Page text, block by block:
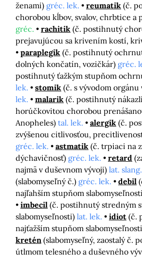
ženami) gréc. lek. reumatik (č.
chorobou kĺbov, svalov, chrbtice a
gréc.
rachitik (č. postihnutý
prejavujúcou sa krivením kostí,
paraplegik (č. postihnutý
dolných končatín, vozičkár) gréc.
postihnutý ťažkým stupňom
lek.
stomik (č. s vývodom orgánu
lek.
malarik (č. postihnutý
horúčkovitou chorobou
Anopheles) tal. lek. alergik (č.
zvýšenou citlivosťou,
gréc. lek.
astmatik (č. trpiaci na
dýchavičnosť) gréc. lek. retard
najmä v duševnom vývoji) lat. slang.
(slabomyseľný č.) gréc. lek. debil
najľahším stupňom
imbecil (č. postihnutý stredným
slabomyseľnosti) lat. lek. idiot (č.
najťažším stupňom
kretén (slabomyseľný, zaostalý č.
útlmom telesného a duševného